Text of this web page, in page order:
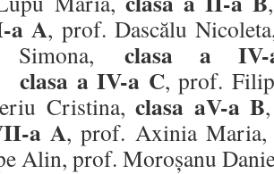
a A, prof. Dascălu
Simona, clasa a
clasa a IV-a C, prof.
Cristina,clasa aV-a B
a A, prof. Axinia Maria,
Alin, prof. Moroșanu